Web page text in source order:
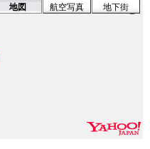
地図 航空写真 地下街